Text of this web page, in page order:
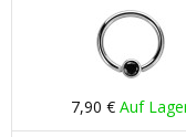
7,90 € Auf